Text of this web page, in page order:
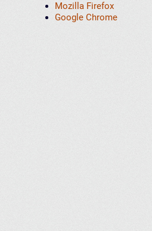
Mozilla Firefox
Google Chrome